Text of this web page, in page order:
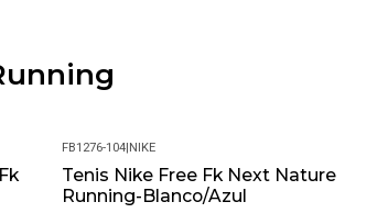
-19%
FB1276-104|NIKE
Tenis Nike Free Fk Next Nature
Running-Blanco/Azul